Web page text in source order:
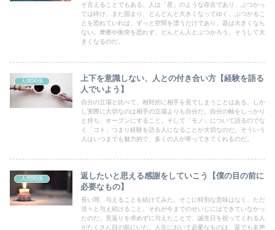
そ言えることでもある。人は「星」のような存在であり、ぶつかっ
ては砕け、また固まり、どんどんと大きくなってゆく。ぶつかるこ
とを恐れていれば、ずっと空間を漂うだけであり、器は大きくなら
ない。摩擦や衝突を恐れず、どんどん人とぶつかろう。そうして大
きくなるのだ。
人間関係
上下を意識しない、人との付き合い方【経験を語る
人でいよう】
自分の立場と比べて、相対的に相手を見てしまうことはある。しか
し実際に大切なのは相手の立場よりも自分だ。自分の軸をしっかり
と持ち、オープンにすること。そして「モノ」について語るのでな
く「コト」つまり経験を語る人になることが大切なのだ。そういう
人はいつまでも魅力的で、多くの人が寄ってきてくれるのだ。
人間関係
返したいと思える感謝をしていこう【僕の目の前に
必要なもの】
長い間、与えることを続けてみた。そこに特別な意味はなく、ただ
淡々と与え続けること。それが今までのせいじにはできていなかっ
たのだ。見返りを求めずに与えたことで、誕生日を祝ってくれる人
がたくさん目の前にいた。人生において必要なものは、富でも名声